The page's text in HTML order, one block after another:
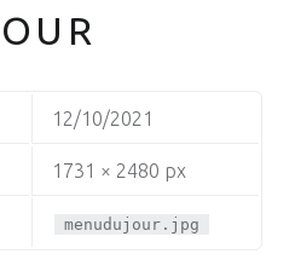
12/10/2021
1731 × 2480 px
menudujour.jpg